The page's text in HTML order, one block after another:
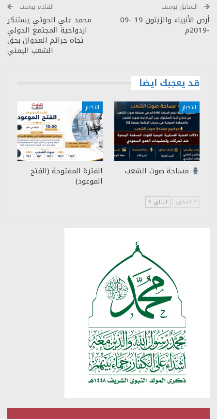
السابق بوست
أرض الأنبياء والزيتون 19 -09
-2019م
القادم بوست
محمد علي الحوثي يستنكر
ازدواجية المجتمع الدولي
تجاه جرائم العدوان بحق
الشعب اليمني
قد يعجبك ايضا
الاخبار
مساحة صوت الشعب
الاخبار
الفترة المفتوحة (الفتح
الموعود)
السابق التالي